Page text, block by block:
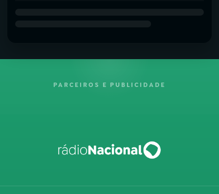
PARCEIROS E PUBLICIDADE